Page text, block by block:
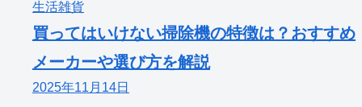
生活雑貨
買ってはいけない掃除機の特徴は？おすすめ
メーカーや選び方を解説
2025年11月14日